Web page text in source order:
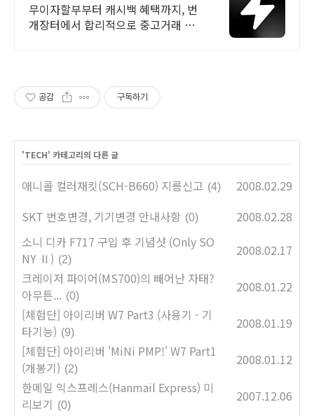
랜드 중고거래
무이자할부부터 캐시백 혜택까지, 번
개장터에서 합리적으로 중고거래 하
공감 구독하기
'TECH' 카테고리의 다른 글
애니콜 컬러재킷(SCH-B660) 지름신고 (4)
2008.02.29
SKT 번호변경, 기기변경 안내사항 (0)
2008.02.28
소니 디카 F717 구입 후 기념샷 (Only SO
NY Ⅱ) (2)
2008.02.17
크레이저 파이어(MS700)의 빼어난 자태?
아무튼... (0)
2008.01.22
[체험단] 아이리버 W7 Part3 (사용기 - 기
타기능) (9)
2008.01.19
[체험단] 아이리버 'MiNi PMP!' W7 Part1
(개봉기) (2)
2008.01.12
한메일 익스프레스(Hanmail Express) 미
리보기 (0)
2007.12.06